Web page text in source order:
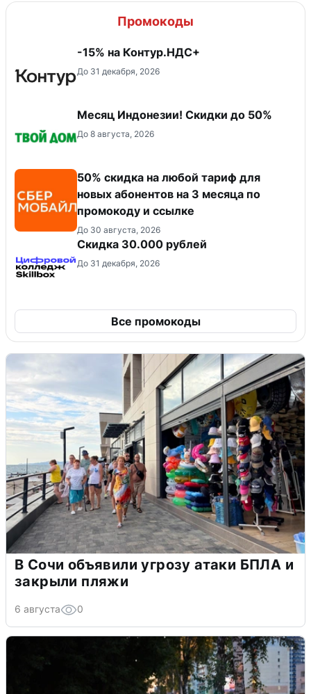
Промокоды
-15% на Контур.НДС+
До 31 декабря, 2026
Месяц Индонезии! Скидки до 50%
До 8 августа, 2026
50% скидка на любой тариф для
новых абонентов на 3 месяца по
промокоду и ссылке
До 30 августа, 2026
Скидка 30.000 рублей
До 31 декабря, 2026
Все промокоды
В Сочи объявили угрозу атаки БПЛА и
закрыли пляжи
6 августа 0